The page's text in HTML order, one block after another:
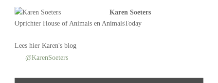
Karen Soeters
Oprichter House of Animals en AnimalsToday
Lees hier Karen's blog
@KarenSoeters